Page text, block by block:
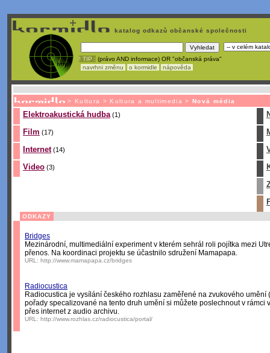
katalog odkazů občanské společnosti
! TIP : (právo AND informace) OR "občanská práva"
navrhni změnu
o kormidle nápověda
> Kultura > Kultura a multimedia >Nová média
Elektroakustická hudba (1)
Film (17)
Internet(14)
Video (3)
ODKAZY
Bridges
Mezinárodní, multimediální experiment v kterém sehrál roli pojítka mezi
přenos. Na koordinaci projektu se účastnilo sdružení Mamapapa.
URL: http://www.mamapapa.cz/bridges
Radiocustica
Radiocustica je vysílání českého rozhlasu zaměřené na zvukového umění
pořady specalizované na tento druh umění si můžete poslechnout v rámci
přes internet z audio archivu.
URL: http://www.rozhlas.cz/radiocustica/portal/